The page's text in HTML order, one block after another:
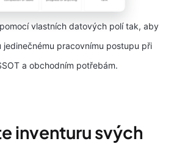
vlastních datových polí tak, aby
pracovnímu postupu při
a obchodním potřebám.
inventuru svých